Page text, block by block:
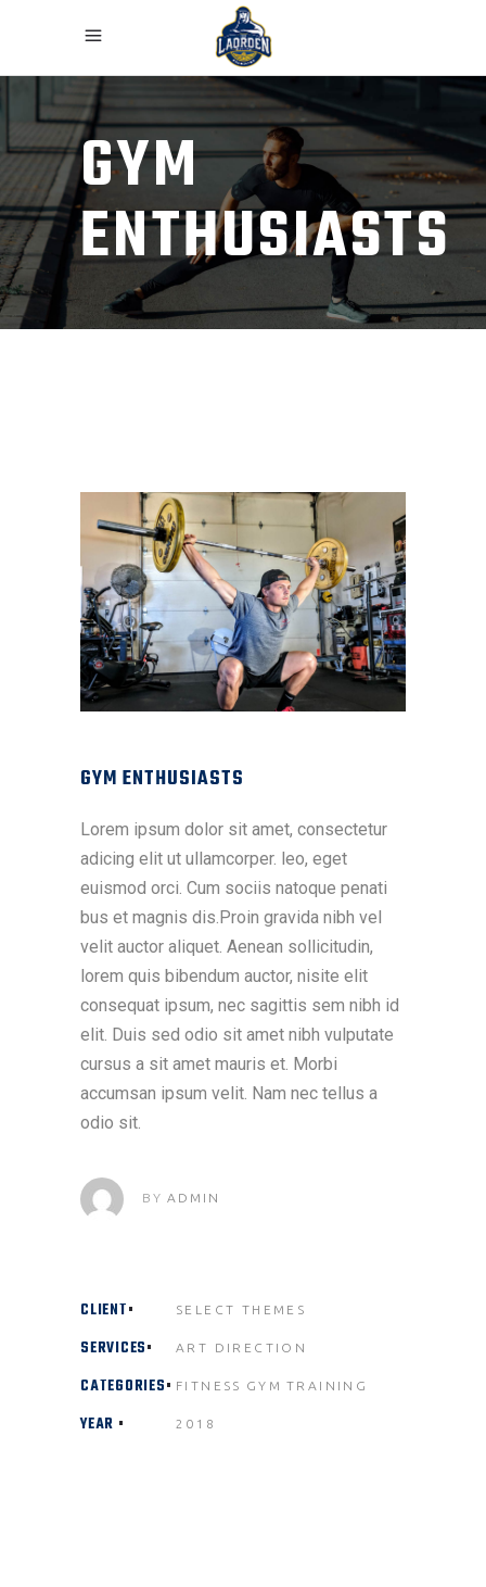
GYM
ENTHUSIASTS
GYM ENTHUSIASTS
Lorem ipsum dolor sit amet, consectetur
adicing elit ut ullamcorper. leo, eget
euismod orci. Cum sociis natoque penati
bus et magnis dis.Proin gravida nibh vel
velit auctor aliquet. Aenean sollicitudin,
lorem quis bibendum auctor, nisite elit
consequat ipsum, nec sagittis sem nibh id
elit. Duis sed odio sit amet nibh vulputate
cursus a sit amet mauris et. Morbi
accumsan ipsum velit. Nam nec tellus a
odio sit.
BYADMIN
CLIENT SELECT THEMES
SERVICES ART DIRECTION
CATEGORIES FITNESS GYM TRAINING
YEAR 2018